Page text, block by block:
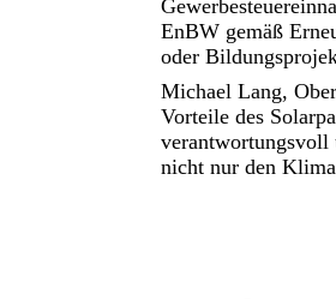
EnBW gemäß
oder
Michael Lang,
Vorteile des
verantwortungsvoll
nicht nur den